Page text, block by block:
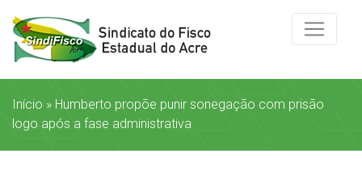
Início » Humberto propõe punir sonegação com prisão
logo após a fase administrativa